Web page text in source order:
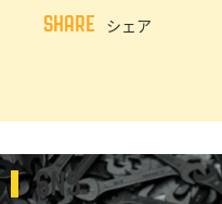
SHARE シェア
SNS